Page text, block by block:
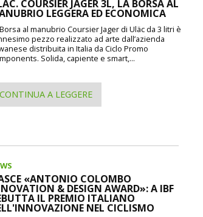
COURSIER JAGER 3L, LA BORSA AL
LEGGERA ED ECONOMICA
al manubrio Coursier Jager di Uläc da 3 litri è
pezzo realizzato ad arte dall’azienda
distribuita in Italia da Ciclo Promo
Solida, capiente e smart,...
CONTINUA A LEGGERE
«ANTONIO COLOMBO
& DESIGN AWARD»: A IBF
IL PREMIO ITALIANO
NEL CICLISMO